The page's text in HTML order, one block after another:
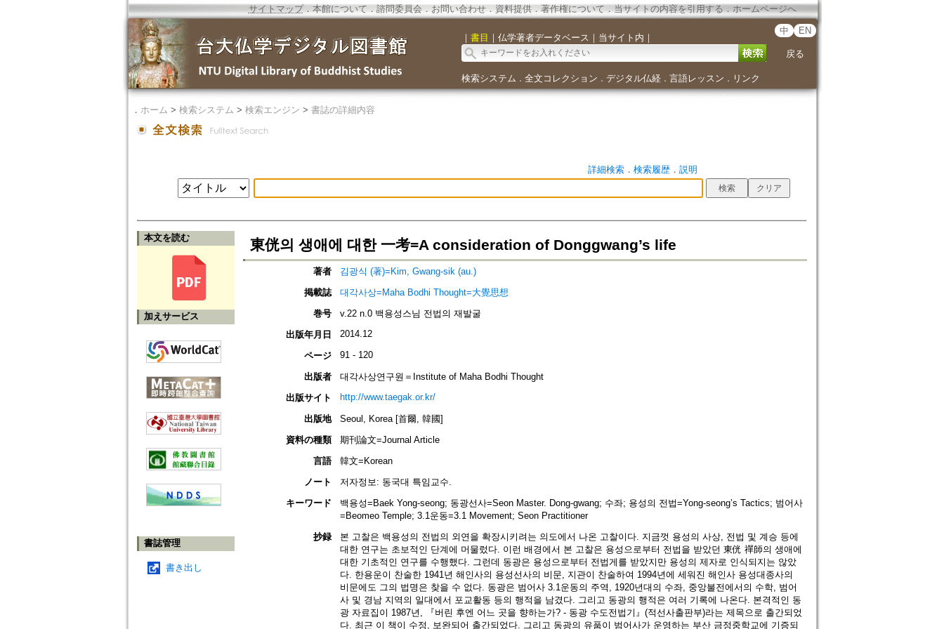
サイトマップ．本館について ． 諮問委員会． お問い合わせ． 資料提供． 著作権について．当サイトの内容を引用する ． ホームページへ
｜ 書目 ｜ 仏学著者データベース ｜ 当サイト内 ｜
中 EN
戻る
検索システム ． 全文コレクション ． デジタル仏経． 言語レッスン ． リンク
． ホーム > 検索システム > 検索エンジン > 書誌の詳細内容
詳細検索． 検索履歴． 説明
本文を読む
加えサービス
書誌管理
書き出し
東侊의 생애에 대한 一考=A consideration of Donggwang’s life
著者
김광식 (著)=Kim, Gwang-sik (au.)
掲載誌
대각사상=Maha Bodhi Thought=大覺思想
巻号
v.22 n.0 백용성스님 전법의 재발굴
出版年月日
2014.12
ページ 91 - 120
出版者
대각사상연구원＝Institute of Maha Bodhi Thought
出版サイト
http://www.taegak.or.kr/
出版地
Seoul, Korea [首爾, 韓國]
資料の種類
期刊論文=Journal Article
言語
韓文=Korean
ノート
저자정보: 동국대 특임교수.
キーワード
백용성=Baek Yong-seong; 동광선사=Seon Master. Dong-gwang; 수좌; 용성의 전법=Yong-seong’s Tactics; 범어사
=Beomeo Temple; 3.1운동=3.1 Movement; Seon Practitioner
抄録
본 고찰은 백용성의 전법의 외연을 확장시키려는 의도에서 나온 고찰이다. 지금껏 용성의 사상, 전법 및 계승 등에
대한 연구는 초보적인 단계에 머물렀다. 이런 배경에서 본 고찰은 용성으로부터 전법을 받았던 東侊 禪師의 생애에
대한 기초적인 연구를 수행했다. 그런데 동광은 용성으로부터 전법게를 받았지만 용성의 제자로 인식되지는 않았
다. 한용운이 찬술한 1941년 해인사의 용성선사의 비문, 지관이 찬술하여 1994년에 세워진 해인사 용성대종사의
비문에도 그의 법명은 찾을 수 없다. 동광은 범어사 3.1운동의 주역, 1920년대의 수좌, 중앙불전에서의 수학, 범어
사 및 경남 지역의 일대에서 포교활동 등의 행적을 남겼다. 그리고 동광의 행적은 여러 기록에 나온다. 본격적인 동
광 자료집이 1987년, 『버린 후엔 어느 곳을 향하는가? - 동광 수도전법기』(적선사출판부)라는 제목으로 출간되었
다. 최근 이 책이 수정, 보완되어 출간되었다. 그리고 동광의 유품이 범어사가 운영하는 부산 금정중학교에 기증되